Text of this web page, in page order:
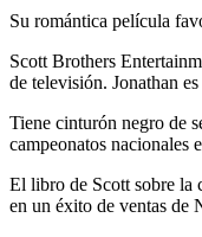
Su romántica película
Scott Brothers
de televisión. Jonathan
Tiene cinturón negro de
campeonatos nacionales
El libro de Scott sobre la
en un éxito de ventas de